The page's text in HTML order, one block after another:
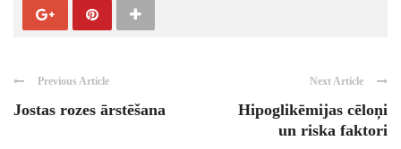
Previous Article
Jostas rozes ārstēšana
Next Article
Hipoglikēmijas cēloņi
un riska faktori